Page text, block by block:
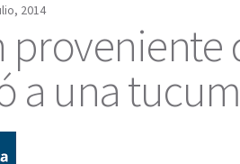
2014
proveniente
a una